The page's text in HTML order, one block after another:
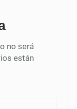
no será
están